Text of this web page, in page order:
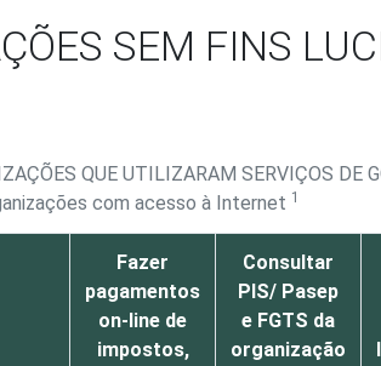
SEM FINS
QUE UTILIZARAM SERVIÇOS
com acesso à Internet 1
Fazer
pagamentos
on-line de
impostos,
Consultar
PIS/ Pasep
e FGTS da
organização